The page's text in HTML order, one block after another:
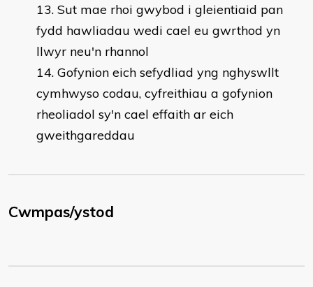
Sut mae rhoi gwybod i gleientiaid pan
fydd hawliadau wedi cael eu gwrthod yn
llwyr neu'n rhannol
Gofynion eich sefydliad yng nghyswllt
cymhwyso codau, cyfreithiau a gofynion
rheoliadol sy'n cael effaith ar eich
gweithgareddau
Cwmpas/ystod